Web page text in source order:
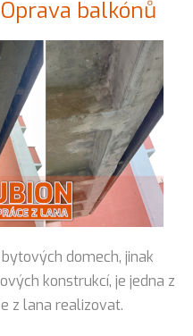
balkónů
domech, jinak
konstrukcí, je jedna z
z lana realizovat.